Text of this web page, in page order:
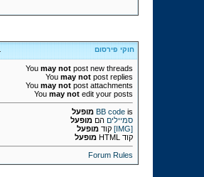
חוקי פירסום
You may not post new threads
You may not post replies
You may not post attachments
You may not edit your posts
BB code is
מופעל
סמיילים הם מופעל
[IMG]
קוד מופעל
קוד HTML
מופעל
Forum Rules